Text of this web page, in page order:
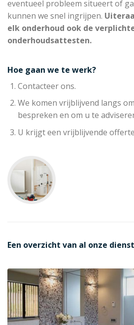
eventueel probleem situeert of
kunnen we snel ingrijpen.
elk onderhoud ook de
onderhoudsattesten.
Hoe gaan we te werk?
Contacteer ons.
We komen vrijblijvend langs
bespreken en om u te
U krijgt een vrijblijvende
Een overzicht van al onze